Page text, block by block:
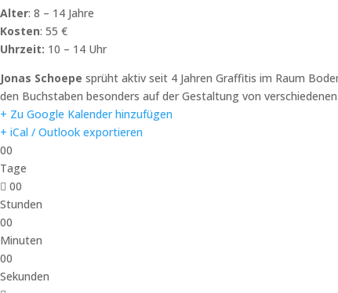
Alter: 8 – 14 Jahre
Kosten: 55 €
Uhrzeit: 10 – 14 Uhr
Jonas Schoepe sprüht aktiv seit 4 Jahren Graffitis im Raum
den Buchstaben besonders auf der Gestaltung von
+ Zu Google Kalender hinzufügen
+ iCal / Outlook exportieren
00
Tage
00
Stunden
00
Minuten
00
Sekunden